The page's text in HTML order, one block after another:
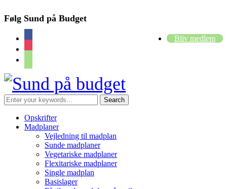
Følg Sund på Budget
Bliv medlem
Opskrifter
Madplaner
Vejledning til madplan
Sunde madplaner
Vegetariske madplaner
Flexitariske madplaner
Single madplan
Basislager